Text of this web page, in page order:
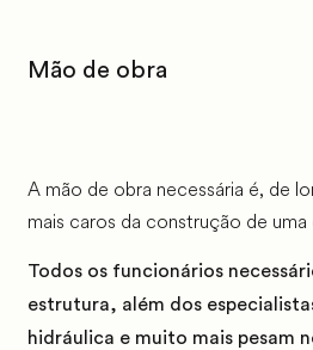
Mão de obra
A mão de obra necessária é, de
mais caros da construção de uma
Todos os funcionários
estrutura, além dos
hidráulica e muito mais pesam